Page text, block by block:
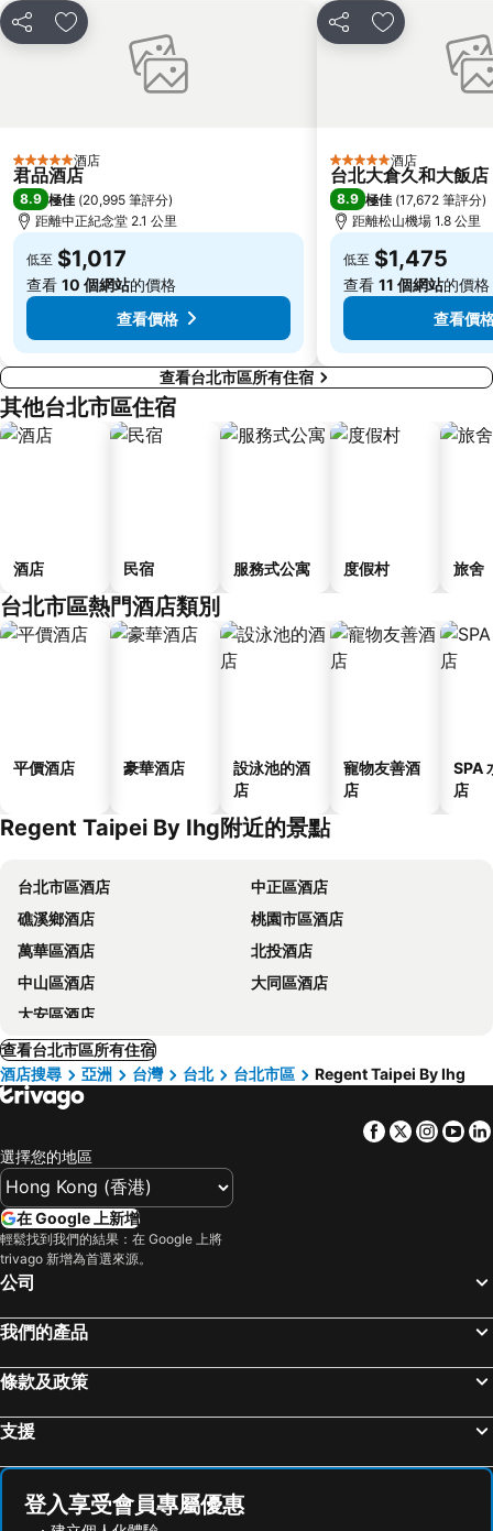
饒河街觀光夜市
南港站覽館
萬華區
淡水老街
基隆廟口夜市
捷運民權西路站
行天宮
頂溪捷運站
永康街
大直美麗華
台北橋捷運站
分享 放到收藏夾
5 星級 酒店
君品酒店
8.9 極佳 (20,995 筆評分)
距離中正紀念堂 2.1 公里
低至 $1,017
查看 10 個網站的價格
查看價格
分享 放到收藏夾
5 星級 酒店
台北大倉久和大飯店
8.9 極佳 (17,672 筆評分)
距離松山機場 1.8 公里
低至 $1,475
查看 11 個網站的價格
查看價
查看台北市區所有住宿
其他台北市區住宿
酒店 民宿 服務式公寓 度假村 旅舍
台北市區熱門酒店類別
平價酒店 豪華酒店
設泳池的酒
店
寵物友善酒
店
SPA
店
Regent Taipei By Ihg附近的景點
台北市區酒店
中正區酒店
礁溪鄉酒店
桃園市區酒店
萬華區酒店
北投酒店
中山區酒店
大同區酒店
大安區酒店
查看台北市區所有住宿
酒店搜尋
亞洲 台灣 台北 台北市區 Regent Taipei By Ihg
Facebook
Twitter
選擇您的地區
在 Google 上新增
輕鬆找到我們的結果：在 Google 上將
trivago 新增為首選來源。
公司
我們的產品
條款及政策
支援
登入享受會員專屬優惠